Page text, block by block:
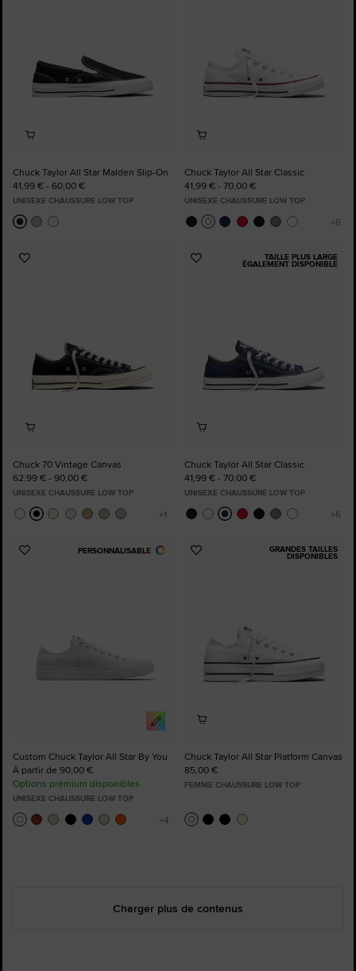
Chuck Taylor All Star Malden Slip-On
41,99 € - 60,00 €
UNISEXE CHAUSSURE LOW TOP
Chuck Taylor All Star Classic
41,99 € - 70,00 €
UNISEXE CHAUSSURE LOW TOP
Ajouter
Chuck 70 Vintage Canvas
62,99 € - 90,00 €
UNISEXE CHAUSSURE LOW TOP
TAILLE PLUS LARGE
ÉGALEMENT DISPONIBLE
Ajouter
Chuck Taylor All Star Classic
41,99 € - 70,00 €
UNISEXE CHAUSSURE LOW TOP
PERSONNALISABLE
Ajouter
Custom Chuck Taylor All Star By You
À partir de 90,00 €
Options premium disponibles
UNISEXE CHAUSSURE LOW TOP
GRANDES TAILLES
DISPONIBLES
Ajouter
Chuck Taylor All Star Platform Canvas
85,00 €
FEMME CHAUSSURE LOW TOP
Charger plus de contenus